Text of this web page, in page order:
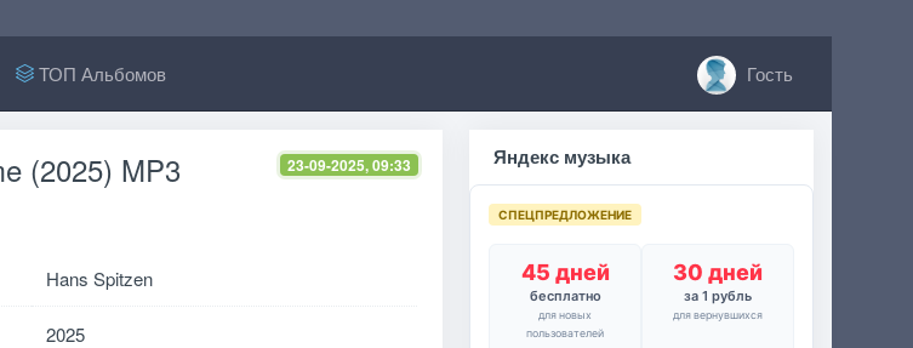
ТОП Альбомов Гость
23-09-2025, 09:33
(2025) MP3
Hans Spitzen
2025
Яндекс музыка
СПЕЦПРЕДЛОЖЕНИЕ
45 дней
бесплатно
для новых
пользователей
30 дней
за 1 рубль
для вернувшихся